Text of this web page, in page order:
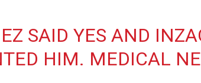
SAID YES AND
HIM. MEDICAL